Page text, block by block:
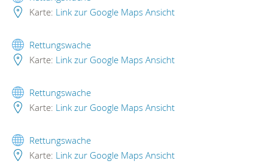
Karte: Link zur Google Maps Ansicht
Rettungswache
Karte: Link zur Google Maps Ansicht
Rettungswache
Karte: Link zur Google Maps Ansicht
Rettungswache
Karte: Link zur Google Maps Ansicht